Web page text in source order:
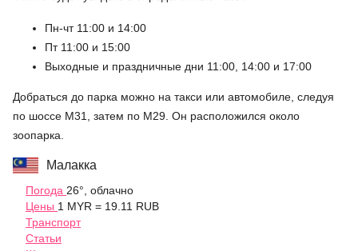
Пн-чт 11:00 и 14:00
Пт 11:00 и 15:00
Выходные и праздничные дни 11:00, 14:00 и 17:00
Добраться до парка можно на такси или автомобиле, следуя
по шоссе М31, затем по М29. Он расположился около
зоопарка.
Малакка
Погода 26°, облачно
Цены 1 MYR = 19.11 RUB
Транспорт
Статьи